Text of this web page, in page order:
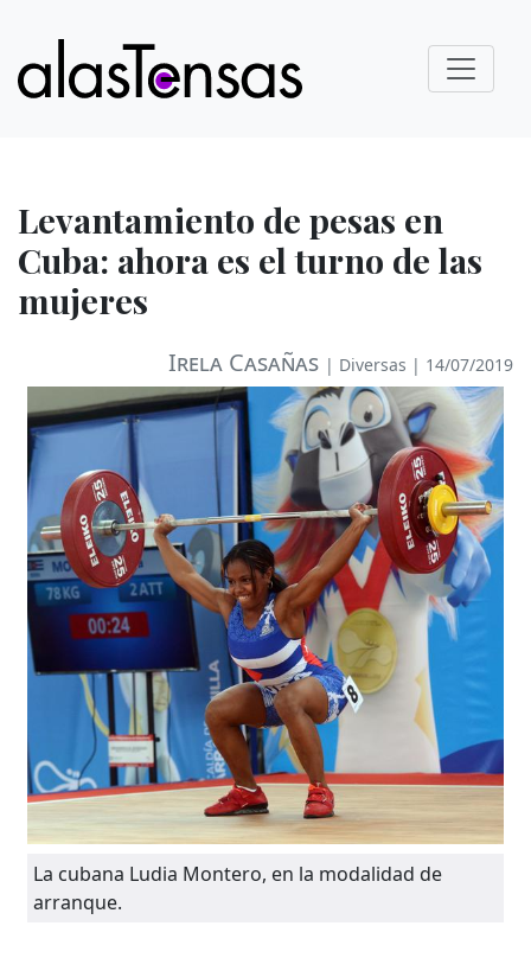
Levantamiento de pesas en
Cuba: ahora es el turno de las
mujeres
Irela Casañas | Diversas | 14/07/2019
La cubana Ludia Montero, en la modalidad de
arranque.